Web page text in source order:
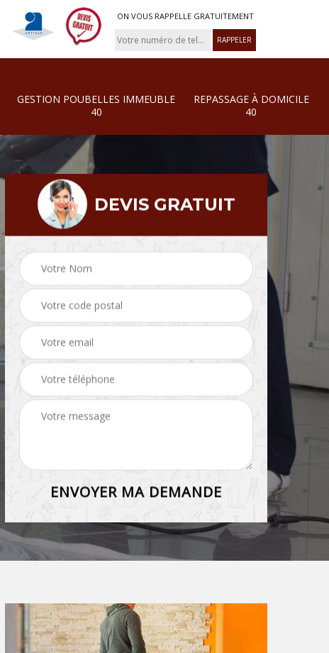
ON VOUS RAPPELLE GRATUITEMENT
GESTION POUBELLES IMMEUBLE
40
REPASSAGE À DOMICILE
40
DEVIS GRATUIT